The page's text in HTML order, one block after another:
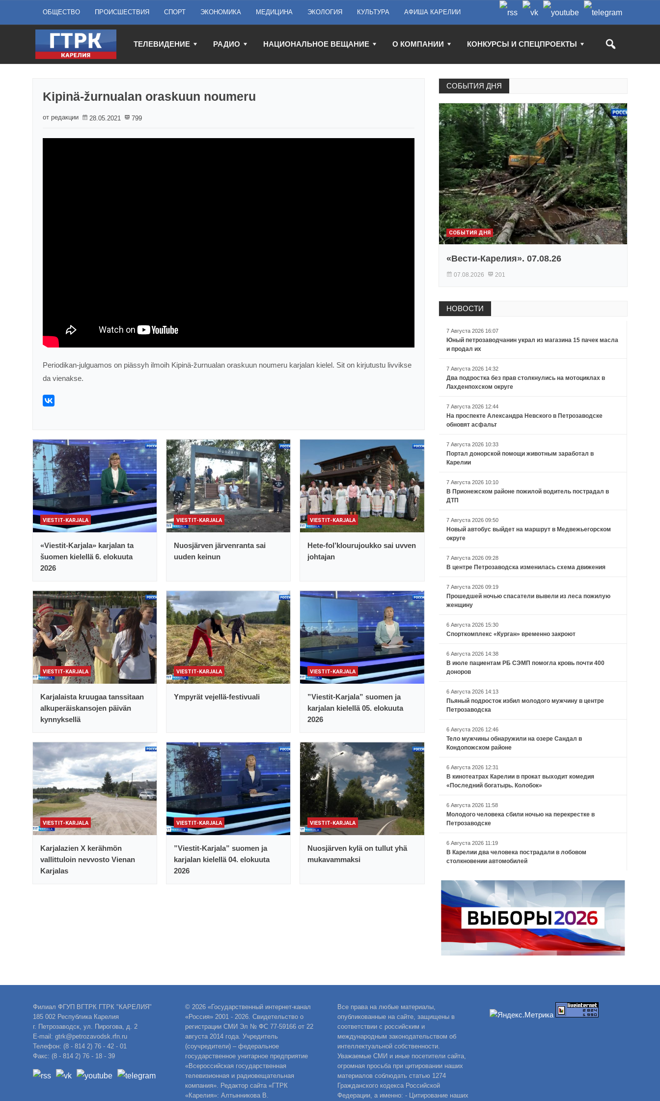
ОБЩЕСТВО ПРОИСШЕСТВИЯ СПОРТ ЭКОНОМИКА МЕДИЦИНА ЭКОЛОГИЯ КУЛЬТУРА АФИША КАРЕЛИИ
ТЕЛЕВИДЕНИЕ РАДИО НАЦИОНАЛЬНОЕ ВЕЩАНИЕ О КОМПАНИИ КОНКУРСЫ И СПЕЦПРОЕКТЫ
Kipinä-žurnualan oraskuun noumeru
от редакции 28.05.2021 799
Periodikan-julguamos on piässyh ilmoih Kipinä-žurnualan oraskuun noumeru karjalan kielel. Sit on kirjutustu livvikse
da vienakse.
VIESTIT-KARJALA
«Viestit-Karjala» karjalan ta
šuomen kielellä 6. elokuuta
2026
VIESTIT-KARJALA
Nuosjärven järvenranta sai
uuden keinun
VIESTIT-KARJALA
Hete-fol’klourujoukko sai uvven
johtajan
VIESTIT-KARJALA
Karjalaista kruugaa tanssitaan
alkuperäiskansojen päivän
kynnyksellä
VIESTIT-KARJALA
Ympyrät vejellä-festivuali
VIESTIT-KARJALA
”Viestit-Karjala” suomen ja
karjalan kielellä 05. elokuuta
2026
VIESTIT-KARJALA
Karjalazien X kerähmön
vallittuloin nevvosto Vienan
Karjalas
VIESTIT-KARJALA
”Viestit-Karjala” suomen ja
karjalan kielellä 04. elokuuta
2026
VIESTIT-KARJALA
Nuosjärven kylä on tullut yhä
mukavammaksi
СОБЫТИЯ ДНЯ
СОБЫТИЯ ДНЯ
«Вести-Карелия». 07.08.26
07.08.2026 201
НОВОСТИ
7 Августа 2026 16:07
Юный петрозаводчанин украл из магазина 15 пачек масла
и продал их
7 Августа 2026 14:32
Два подростка без прав столкнулись на мотоциклах в
Лахденпохском округе
7 Августа 2026 12:44
На проспекте Александра Невского в Петрозаводске
обновят асфальт
7 Августа 2026 10:33
Портал донорской помощи животным заработал в
Карелии
7 Августа 2026 10:10
В Прионежском районе пожилой водитель пострадал в
ДТП
7 Августа 2026 09:50
Новый автобус выйдет на маршрут в Медвежьегорском
округе
7 Августа 2026 09:28
В центре Петрозаводска изменилась схема движения
7 Августа 2026 09:19
Прошедшей ночью спасатели вывели из леса пожилую
женщину
6 Августа 2026 15:30
Спорткомплекс «Курган» временно закроют
6 Августа 2026 14:38
В июле пациентам РБ СЭМП помогла кровь почти 400
доноров
6 Августа 2026 14:13
Пьяный подросток избил молодого мужчину в центре
Петрозаводска
6 Августа 2026 12:46
Тело мужчины обнаружили на озере Сандал в
Кондопожском районе
6 Августа 2026 12:31
В кинотеатрах Карелии в прокат выходит комедия
«Последний богатырь. Колобок»
6 Августа 2026 11:58
Молодого человека сбили ночью на перекрестке в
Петрозаводске
6 Августа 2026 11:19
В Карелии два человека пострадали в лобовом
столкновении автомобилей
Филиал ФГУП ВГТРК ГТРК "КАРЕЛИЯ"
185 002 Республика Карелия
г. Петрозаводск, ул. Пирогова, д. 2
E-mail: gtrk@petrozavodsk.rfn.ru
Телефон: (8 - 814 2) 76 - 42 - 01
Факс: (8 - 814 2) 76 - 18 - 39
© 2026 «Государственный интернет-канал
«Россия» 2001 - 2026. Свидетельство о
регистрации СМИ Эл № ФС 77-59166 от 22
августа 2014 года. Учредитель
(соучредители) – федеральное
государственное унитарное предприятие
«Всероссийская государственная
телевизионная и радиовещательная
компания». Редактор сайта «ГТРК
«Карелия»: Алтынникова В.
Все права на любые материалы,
опубликованные на сайте, защищены в
соответствии с российским и
международным законодательством об
интеллектуальной собственности.
Уважаемые СМИ и иные посетители сайта,
огромная просьба при цитировании наших
материалов соблюдать статью 1274
Гражданского кодекса Российской
Федерации, а именно: - Цитирование наших